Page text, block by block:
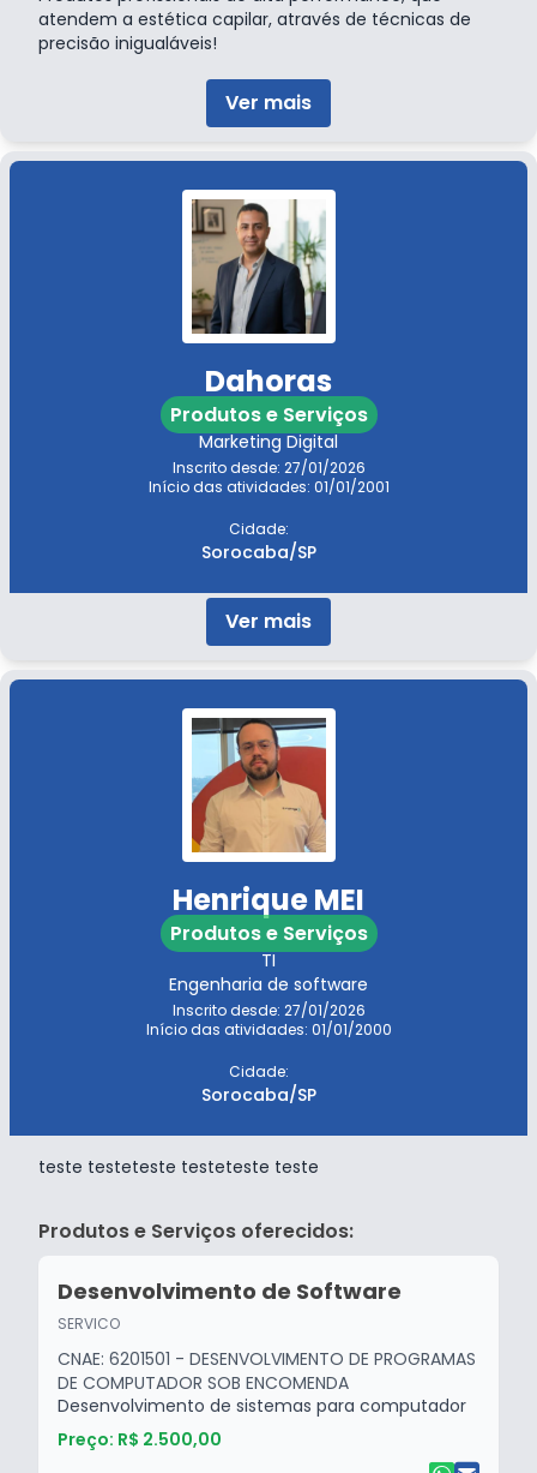
atendem a estética capilar, através de técnicas de
precisão inigualáveis!
Ver mais
Dahoras
Produtos e Serviços
Marketing Digital
Inscrito desde: 27/01/2026
Início das atividades: 01/01/2001
Cidade:
Sorocaba/SP
Ver mais
Henrique MEI
Produtos e Serviços
TI
Engenharia de software
Inscrito desde: 27/01/2026
Início das atividades: 01/01/2000
Cidade:
Sorocaba/SP
teste testeteste testeteste teste
Produtos e Serviços oferecidos:
Desenvolvimento de Software
SERVICO
CNAE: 6201501 - DESENVOLVIMENTO DE PROGRAMAS
DE COMPUTADOR SOB ENCOMENDA
Desenvolvimento de sistemas para computador
Preço: R$ 2.500,00